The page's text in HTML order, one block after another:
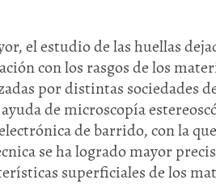
el estudio de las huellas
con los rasgos de los
por distintas sociedades
de microscopía
de barrido, con la
se ha logrado mayor
superficiales de los
Huasteca